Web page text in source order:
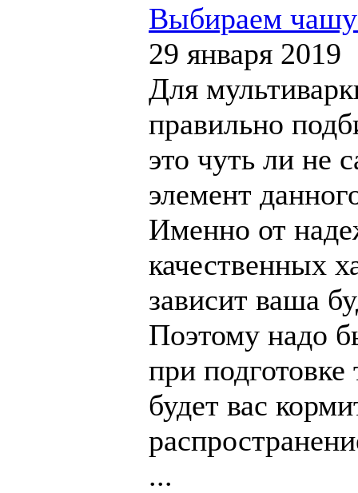
Выбираем чашу
29 января 2019
Для
правильно
это чуть ли не
элемент
Именно от
качественных
зависит ваша
Поэтому надо
при подготовке
будет вас
...